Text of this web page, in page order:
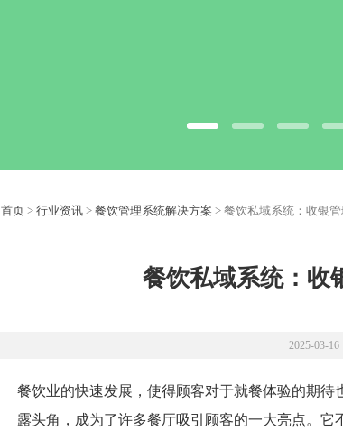
首页 > 行业资讯 > 餐饮管理系统解决方案 > 餐饮私域系统：收银
餐饮私域系统：收
2025-03-
餐饮业的快速发展，使得顾客对于就餐体验的期
露头角，成为了许多餐厅吸引顾客的一大亮点。